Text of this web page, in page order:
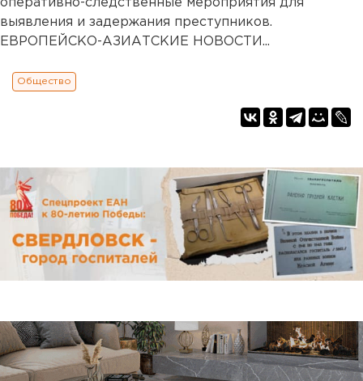
оперативно-следственные мероприятия для
выявления и задержания преступников.
ЕВРОПЕЙСКО-АЗИАТСКИЕ НОВОСТИ...
Общество